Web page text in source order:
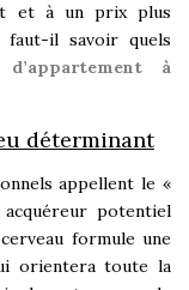
et à un prix plus
faut-il savoir quels
d’appartement à
déterminant
appellent le «
potentiel
formule une
orientera toute la